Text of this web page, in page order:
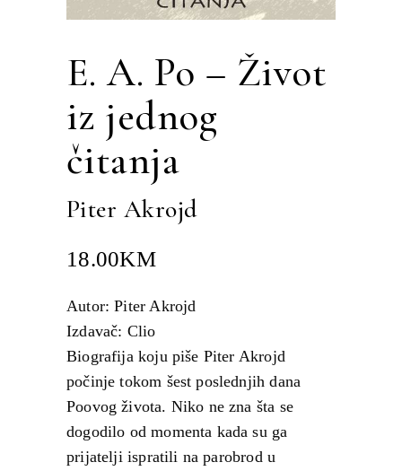
E. A. Po – Život
iz jednog
čitanja
Piter Akrojd
18.00KM
Autor: Piter Akrojd
Izdavač: Clio
Biografija koju piše Piter Akrojd
počinje tokom šest poslednjih dana
Poovog života. Niko ne zna šta se
dogodilo od momenta kada su ga
prijatelji ispratili na parobrod u